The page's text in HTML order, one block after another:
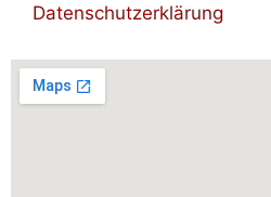
Datenschutzerklärung